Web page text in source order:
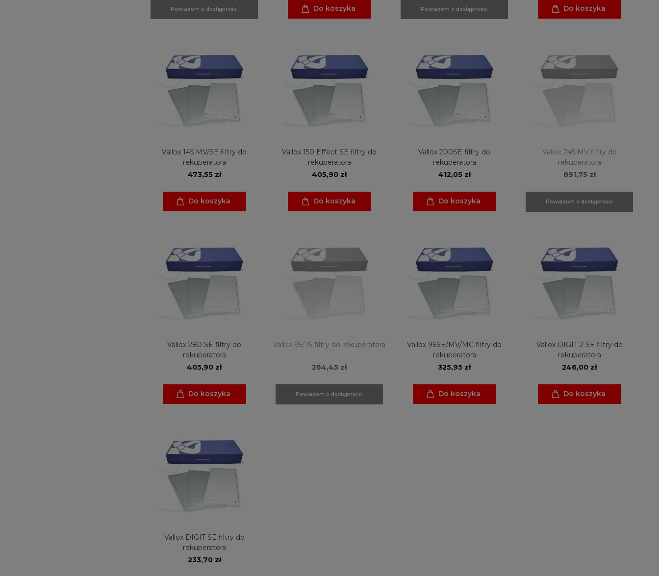
Powiadom o dostępności Do koszyka Powiadom o dostępności Do koszyka
Vallox 145 MV/SE filtry do
rekuperatora
473,55 zł
Do koszyka
Vallox 150 Effect SE filtry do
rekuperatora
405,90 zł
Do koszyka
Vallox 200SE filtry do
rekuperatora
412,05 zł
Do koszyka
Vallox 245 MV filtry do
rekuperatora
891,75 zł
Powiadom o dostępności
Vallox 280 SE filtry do
rekuperatora
405,90 zł
Do koszyka
Vallox 95/75 filtry do rekuperatora
264,45 zł
Powiadom o dostępności
Vallox 96SE/MV/MC filtry do
rekuperatora
325,95 zł
Do koszyka
Vallox DIGIT 2 SE filtry do
rekuperatora
246,00 zł
Do koszyka
Vallox DIGIT SE filtry do
rekuperatora
233,70 zł